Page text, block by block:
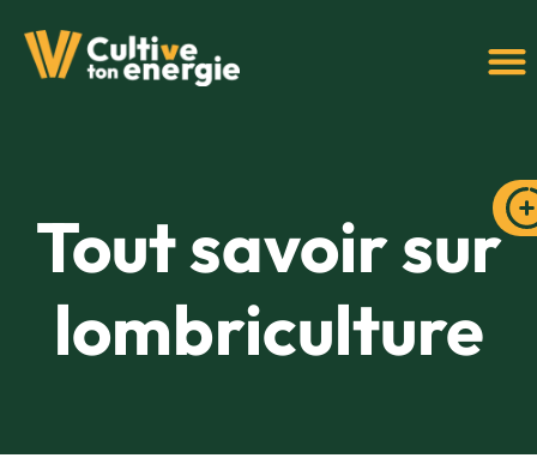
Tout savoir sur
lombriculture